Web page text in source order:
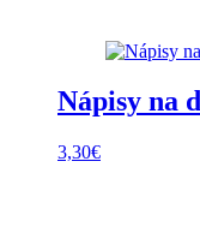
Nápisy na
3,30€